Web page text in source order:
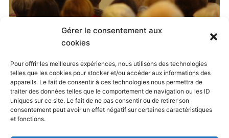
Gérer le consentement aux
cookies
Pour offrir les meilleures expériences, nous utilisons des technologies
telles que les cookies pour stocker et/ou accéder aux informations des
appareils. Le fait de consentir à ces technologies nous permettra de
traiter des données telles que le comportement de navigation ou les ID
uniques sur ce site. Le fait de ne pas consentir ou de retirer son
consentement peut avoir un effet négatif sur certaines caractéristiques
et fonctions.
20 mai 2015
Jubilé Oratorien, Paray-le-Monial, 8-10 mai 2015. Both
comments and trackbacks are currently closed.
← Previous